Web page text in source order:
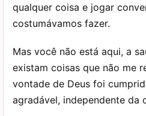
qualquer coisa e jogar
costumávamos fazer.
Mas você não está aqui, a
existam coisas que não me
vontade de Deus foi
agradável, independente da